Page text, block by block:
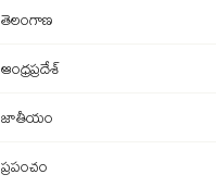
తెలంగాణ
ఆంధ్రప్రదేశ్
జాతీయం
ప్రపంచం